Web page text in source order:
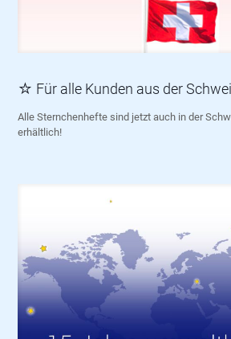
☆ Für alle Kunden aus der
Alle Sternchenhefte sind jetzt auch in der
erhältlich!